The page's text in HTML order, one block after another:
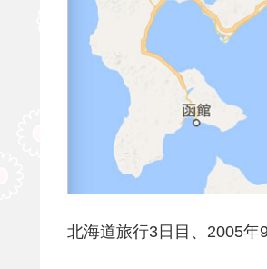
北海道旅行3日目、2005年